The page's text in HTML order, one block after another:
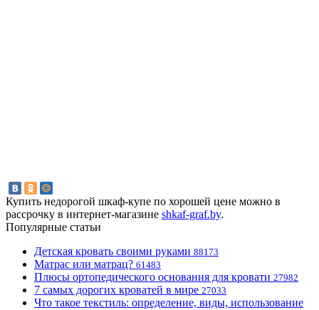
Купить недорогой шкаф-купе по хорошей цене можно в
рассрочку в интернет-магазине shkaf-graf.by.
Популярные статьи
Детская кровать своими руками 88173
Матрас или матрац? 61483
Плюсы ортопедического основания для кровати 27982
7 самых дорогих кроватей в мире 27033
Что такое текстиль: определение, виды, использование